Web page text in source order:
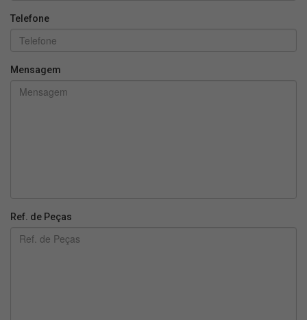
Telefone
Mensagem
Ref. de Peças